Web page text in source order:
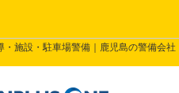
施設・駐車場警備｜鹿児島の警備会社